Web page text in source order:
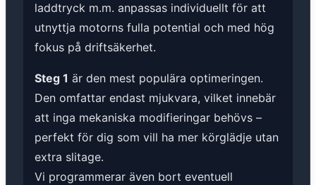
laddtryck m.m. anpassas individuellt för att
utnyttja motorns fulla potential och med hög
fokus på driftsäkerhet.
Steg 1 är den mest populära optimeringen.
Den omfattar endast mjukvara, vilket innebär
att inga mekaniska modifieringar behövs –
perfekt för dig som vill ha mer körglädje utan
extra slitage.
Vi programmerar även bort eventuell